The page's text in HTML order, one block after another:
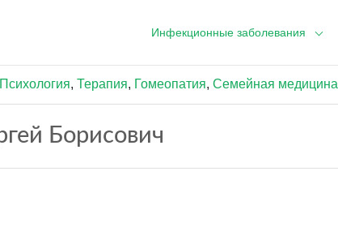
Инфекционные заболевания
Психология, Терапия, Гомеопатия, Семейная медицина
Борисович